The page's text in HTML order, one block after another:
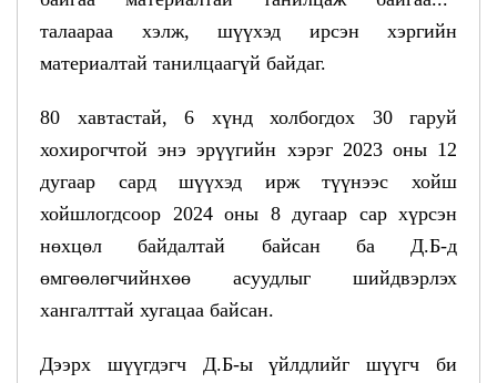
талаараа хэлж, шүүхэд ирсэн хэргийн
материалтай танилцаагүй байдаг.
80 хавтастай, 6 хүнд холбогдох 30 гаруй
хохирогчтой энэ эрүүгийн хэрэг 2023 оны 12
дугаар сард шүүхэд ирж түүнээс хойш
хойшлогдсоор 2024 оны 8 дугаар сар хүрсэн
нөхцөл байдалтай байсан ба Д.Б-д
өмгөөлөгчийнхөө асуудлыг шийдвэрлэх
хангалттай хугацаа байсан.
Дээрх шүүгдэгч Д.Б-ы үйлдлийг шүүгч би